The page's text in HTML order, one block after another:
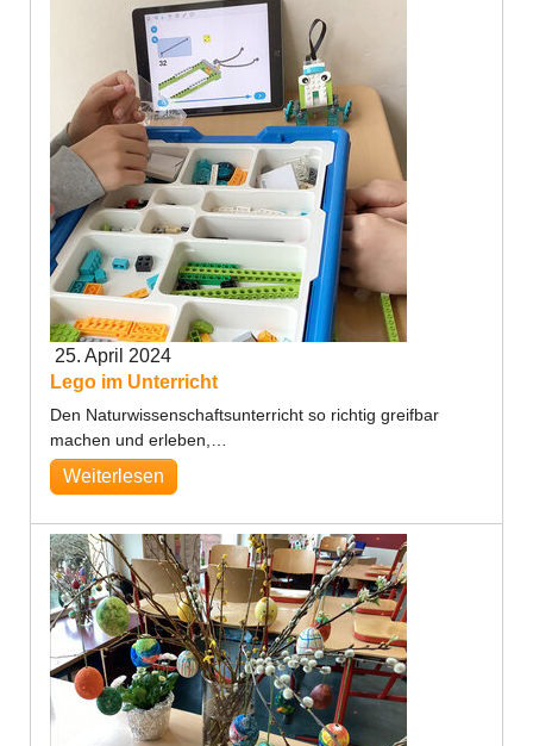
25. April 2024
Lego im Unterricht
Den Naturwissenschaftsunterricht so richtig greifbar
machen und erleben,…
Weiterlesen